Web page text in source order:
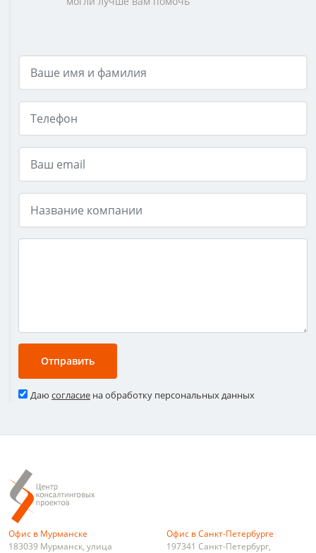
Даю согласие на обработку персональных данных
Офис в Мурманске
183039 Мурманск, улица
Офис в Санкт-Петербурге
197341 Санкт-Петербург,